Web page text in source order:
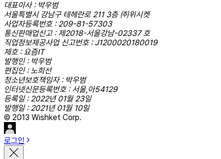
대표이사 : 박우범
서울특별시 강남구 테헤란로 211 3층 ㈜위시켓
사업자등록번호 : 209-81-57303
통신판매업신고 : 제2018-서울강남-02337 호
직업정보제공사업 신고번호 : J1200020180019
제호 : 요즘IT
발행인 : 박우범
편집인 : 노희선
청소년보호책임자 : 박우범
인터넷신문등록번호 : 서울,아54129
등록일 : 2022년 01월 23일
발행일 : 2021년 01월 10일
© 2013 Wishket Corp.
로그인